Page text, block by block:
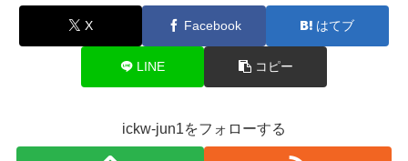
X Facebook はてブ
LINE コピー
ickw-jun1をフォローする